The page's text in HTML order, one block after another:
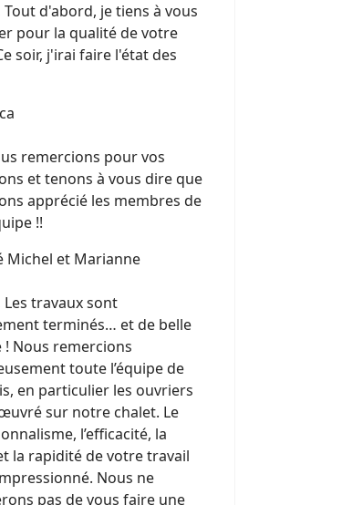
Tout d'abord, je tiens à vous
pour la qualité de votre
soir, j'irai faire l'état des
remercions pour vos
et tenons à vous dire que
apprécié les membres de
!!
Michel et Marianne
Les travaux sont
terminés… et de belle
! Nous remercions
toute l’équipe de
en particulier les ouvriers
sur notre chalet. Le
l’efficacité, la
la rapidité de votre travail
Nous ne
pas de vous faire une